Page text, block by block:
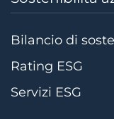
Bilancio di
Rating ESG
Servizi ESG